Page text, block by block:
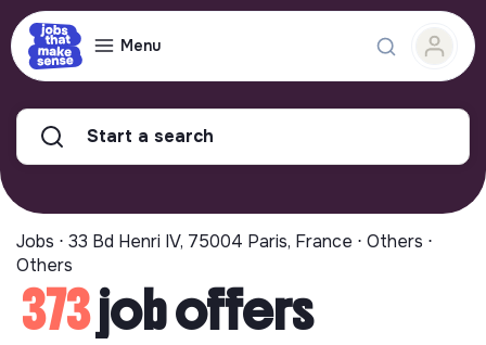
Menu
Start a search
Jobs ⋅ 33 Bd Henri IV, 75004 Paris, France ⋅ Others ⋅
Others
373job offers